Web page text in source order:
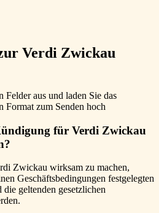
Verdi Zwickau
aus und laden Sie das
Format zum Senden hoch
für Verdi Zwickau
Zwickau wirksam zu machen,
Geschäftsbedingungen festgelegten
geltenden gesetzlichen